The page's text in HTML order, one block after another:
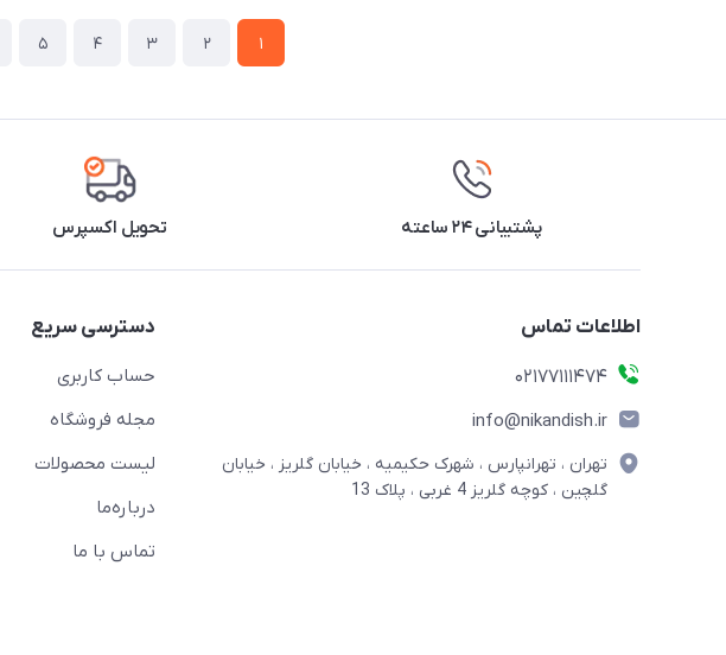
1
2
3
4
5
پشتیبانی ۲۴ ساعته تحویل اکسپرس
اطلاعات تماس
02177111474
info@nikandish.ir
تهران ، تهرانپارس ، شهرک حکیمیه ، خیابان گلریز ، خیابان
گلچین ، کوچه گلریز 4 غربی ، پلاک 13
دسترسی سریع
حساب کاربری
مجله فروشگاه
لیست محصولات
درباره‌ما
تماس با ما